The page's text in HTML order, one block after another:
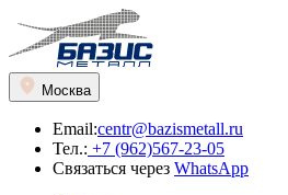
Москва
Email:centr@bazismetall.ru
Тел.: +7 (962)567-23-05
Связаться через WhatsApp